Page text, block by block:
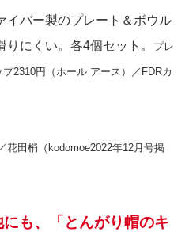
イバー製のプレート＆ボウル
にくい。各4個セット。
プレ
2310円（ホール アース）／FDRカ
田梢（kodomoe2022年12月号掲
も、「とんがり帽のキ